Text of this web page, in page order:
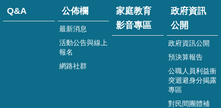
政
府
Q&A 公佈欄
最新消息
活動公告與線上
報名
網路社群
家庭教育
影音專區
政府資訊
公開
政府資訊公開
預決算報告
公職人員利益衝
突迴避身分揭露
專區
對民間團體補